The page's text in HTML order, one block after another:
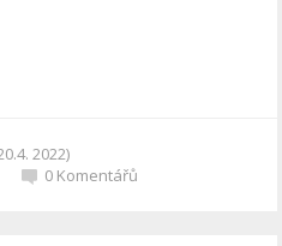
2022)
0 Komentářů